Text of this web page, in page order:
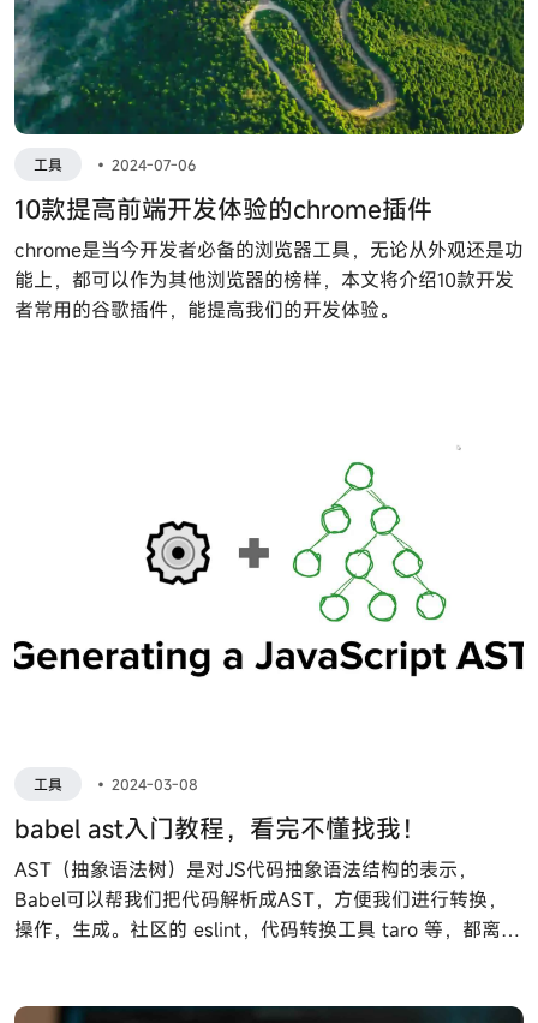
工具 • 2024-07-06
10款提高前端开发体验的chrome插件
chrome是当今开发者必备的浏览器工具，无论从外观还是功
能上，都可以作为其他浏览器的榜样，本文将介绍10款开发
者常用的谷歌插件，能提高我们的开发体验。
工具 • 2024-03-08
babel ast入门教程，看完不懂找我！
AST（抽象语法树）是对JS代码抽象语法结构的表示，
Babel可以帮我们把代码解析成AST，方便我们进行转换，
操作，生成。社区的 eslint，代码转换工具 taro 等，都离不